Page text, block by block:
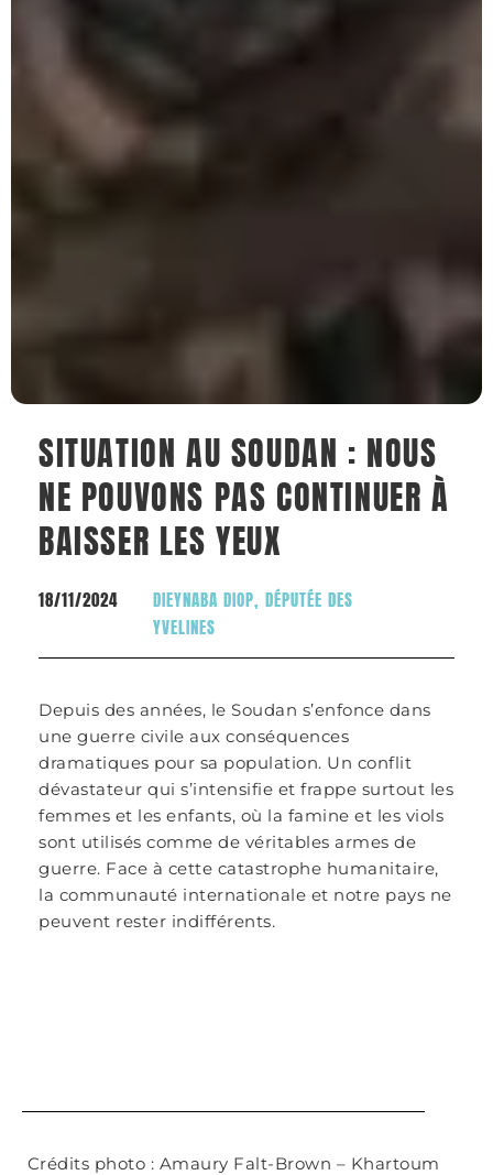
SITUATION AU SOUDAN : NOUS
NE POUVONS PAS CONTINUER À
BAISSER LES YEUX
18/11/2024
DIEYNABA DIOP, DÉPUTÉE DES
YVELINES
Depuis des années, le Soudan s’enfonce dans
une guerre civile aux conséquences
dramatiques pour sa population. Un conflit
dévastateur qui s’intensifie et frappe surtout les
femmes et les enfants, où la famine et les viols
sont utilisés comme de véritables armes de
guerre. Face à cette catastrophe humanitaire,
la communauté internationale et notre pays ne
peuvent rester indifférents.
Crédits photo : Amaury Falt-Brown – Khartoum